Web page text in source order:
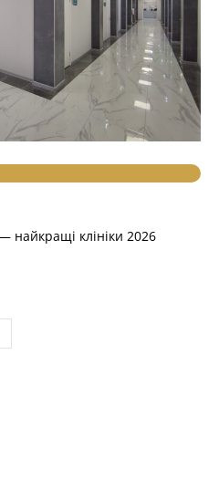
найкращі клініки 2026